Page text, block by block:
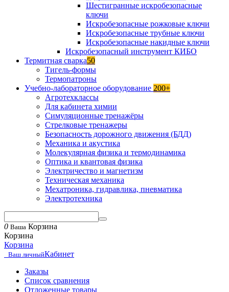
Шестигранные искробезопасные
ключи
Искробезопасные рожковые ключи
Искробезопасные трубные ключи
Искробезопасные накидные ключи
Искробезопасный инструмент КИБО
Термитная сварка50
Тигель-формы
Термопатроны
Учебно-лабораторное оборудование 200+
Агротехклассы
Для кабинета химии
Симуляционные тренажёры
Стрелковые тренажеры
Безопасность дорожного движения (БДД)
Механика и акустика
Молекулярная физика и термодинамика
Оптика и квантовая физика
Электричество и магнетизм
Техническая механика
Мехатроника, гидравлика, пневматика
Электротехника
0 Ваша Корзина
Корзина
Корзина
Ваш личныйКабинет
Заказы
Список сравнения
Отложенные товары